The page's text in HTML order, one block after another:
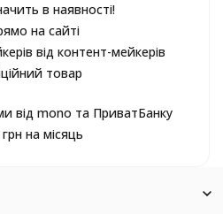
в наявності!
на сайті
від контент-мейкерів
товар
від mono та ПриватБанку
на місяць